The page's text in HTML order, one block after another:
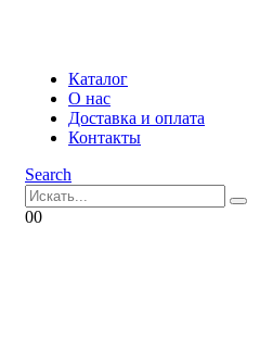
Каталог
О нас
Доставка и оплата
Контакты
Search
00